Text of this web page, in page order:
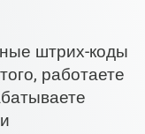
штрих-коды
работаете